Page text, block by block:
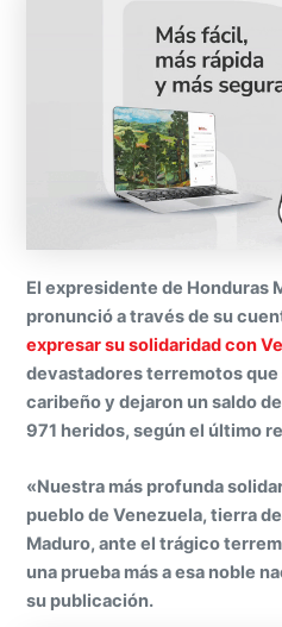
El expresidente de Honduras
pronunció a través de su
expresar su solidaridad con
devastadores terremotos que
caribeño y dejaron un saldo
971 heridos, según el último
«Nuestra más profunda
pueblo de Venezuela, tierra
Maduro, ante el trágico
una prueba más a esa noble
su publicación.